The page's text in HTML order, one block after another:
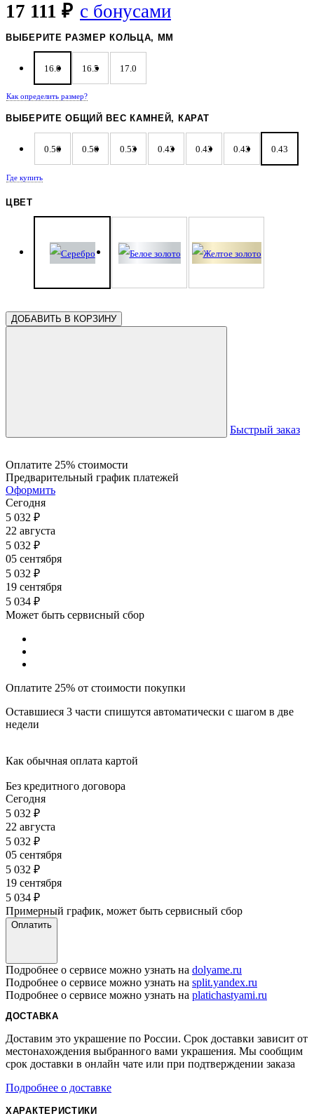
17 111 ₽ с бонусами
ВЫБЕРИТЕ РАЗМЕР КОЛЬЦА, ММ
16.0 16.5 17.0
Как определить размер?
ВЫБЕРИТЕ ОБЩИЙ ВЕС КАМНЕЙ, КАРАТ
0.56 0.56 0.53 0.43 0.43 0.43 0.43
Где купить
ЦВЕТ
ДОБАВИТЬ В КОРЗИНУ
Быстрый заказ
Оплатите 25% стоимости
Предварительный график платежей
Оформить
Сегодня
5 032 ₽
22 августа
5 032 ₽
05 сентября
5 032 ₽
19 сентября
5 034 ₽
Может быть сервисный сбор
Оплатите 25% от стоимости покупки
Оставшиеся 3 части спишутся автоматически с шагом в две
недели
Как обычная оплата картой
Без кредитного договора
Сегодня
5 032 ₽
22 августа
5 032 ₽
05 сентября
5 032 ₽
19 сентября
5 034 ₽
Примерный график, может быть сервисный сбор
Оплатить
Подробнее о сервисе можно узнать на dolyame.ru
Подробнее о сервисе можно узнать на split.yandex.ru
Подробнее о сервисе можно узнать на platichastyami.ru
ДОСТАВКА
Доставим это украшение по России. Срок доставки зависит от
местонахождения выбранного вами украшения. Мы сообщим
срок доставки в онлайн чате или при подтверждении заказа
Подробнее о доставке
ХАРАКТЕРИСТИКИ